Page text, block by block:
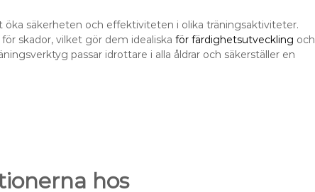
säkerheten och effektiviteten i olika träningsaktiviteter.
skador, vilket gör dem idealiska för färdighetsutveckling och
passar idrottare i alla åldrar och säkerställer en
hos